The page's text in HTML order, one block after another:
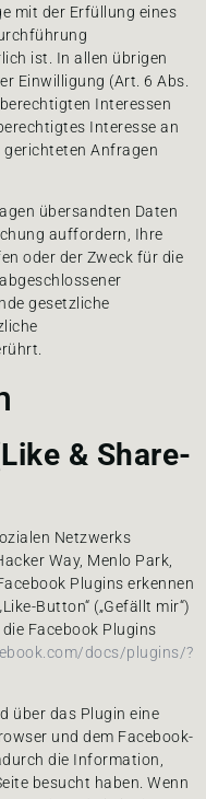
mit der Erfüllung eines
ist. In allen übrigen
Einwilligung (Art. 6 Abs.
Interessen
Interesse an
Anfragen
übersandten Daten
auffordern, Ihre
oder der Zweck für die
gesetzliche
& Share-
Netzwerks
Way, Menlo Park,
Plugins erkennen
Button“ („Gefällt mir“)
Facebook Plugins
docs/plugins/?
über das Plugin eine
und dem Facebook-
die Information,
besucht haben. Wenn